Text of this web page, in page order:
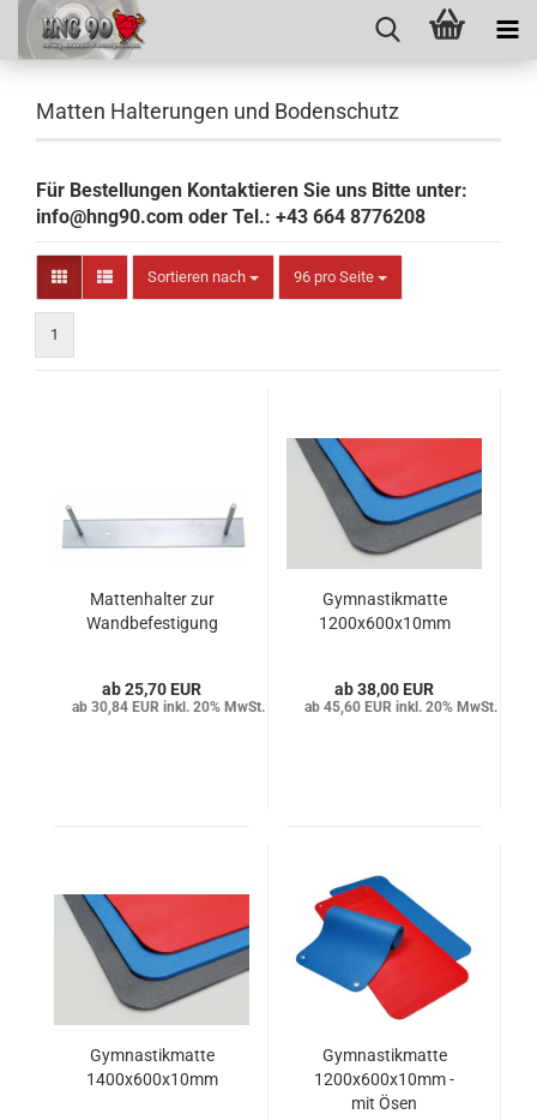
Matten Halterungen und Bodenschutz
Für Bestellungen Kontaktieren Sie uns Bitte unter:
info@hng90.com oder Tel.: +43 664 8776208
Sortieren nach
Sortieren nach 96 pro Seite
pro Seite
1
Mattenhalter zur
Wandbefestigung
25,70 EUR
30,84 EUR inkl. 20% MwSt.
Gymnastikmatte
1200x600x10mm
38,00 EUR
45,60 EUR inkl. 20% MwSt.
Gymnastikmatte
1400x600x10mm
Gymnastikmatte
1200x600x10mm -
mit Ösen